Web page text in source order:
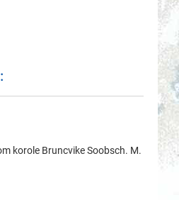
korole Bruncvike Soobsch. M.